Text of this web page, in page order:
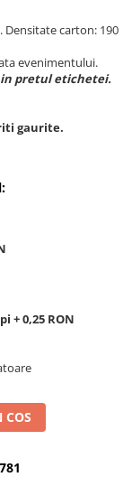
carton: 190
evenimentului.
in pretul etichetei.
gaurite.
+ 0,25 RON
COS